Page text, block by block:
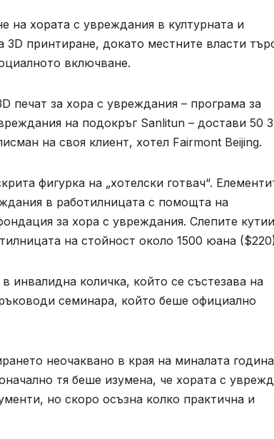
на хората с увреждания в културната и
принтиране, докато местните власти
включване.
печат за хора с увреждания – програма за
на подокръг Sanlitun – достави 50
на своя клиент, хотел Fairmont Beijing.
фигурка на „хотелски готвач“.
в работилницата с помощта на
за хора с увреждания. Слепите кутии
на стойност около 1500 юана
инвалидна количка, който се състезава на
семинара, който беше официално
неочаквано в края на миналата
тя беше изумена, че хората с
но скоро осъзна колко практична и